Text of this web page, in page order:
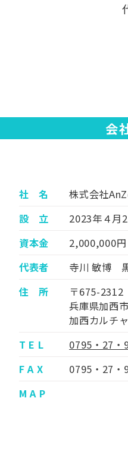
会
社 名
株式会社
設 立
2023年４月
資本金
2,000,000円
代表者
寺川 敏博
住 所
〒675-2312
兵庫県加西
加西カルチ
T E L
0795・27・
F A X
0795・27・
M A P